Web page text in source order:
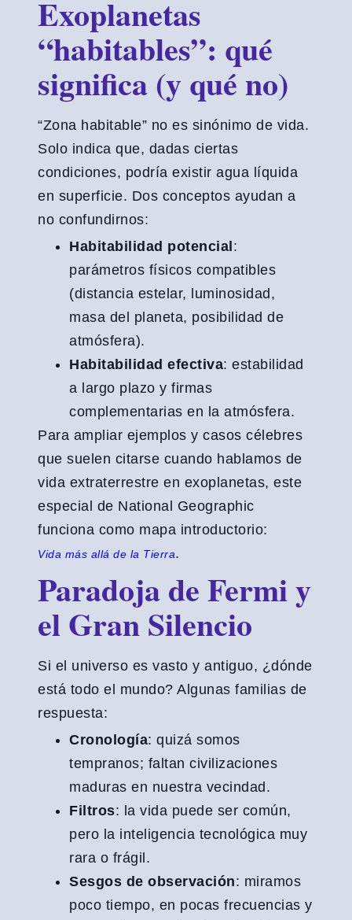
Exoplanetas
“habitables”: qué
significa (y qué no)
“Zona habitable” no es sinónimo de vida.
Solo indica que, dadas ciertas
condiciones, podría existir agua líquida
en superficie. Dos conceptos ayudan a
no confundirnos:
Habitabilidad potencial :
parámetros físicos compatibles
(distancia estelar, luminosidad,
masa del planeta, posibilidad de
atmósfera).
Habitabilidad efectiva: estabilidad
a largo plazo y firmas
complementarias en la atmósfera.
Para ampliar ejemplos y casos célebres
que suelen citarse cuando hablamos de
vida extraterrestre en exoplanetas, este
especial de National Geographic
funciona como mapa introductorio:
Vida más allá de la Tierra.
Paradoja de Fermi y
el Gran Silencio
Si el universo es vasto y antiguo, ¿dónde
está todo el mundo? Algunas familias de
respuesta:
Cronología: quizá somos
tempranos; faltan civilizaciones
maduras en nuestra vecindad.
Filtros: la vida puede ser común,
pero la inteligencia tecnológica muy
rara o frágil.
Sesgos de observación: miramos
poco tiempo, en pocas frecuencias y